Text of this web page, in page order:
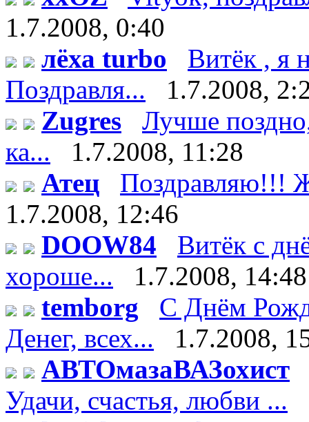
1.7.2008, 0:40
лёха turbo
Витёк , я
Поздравля...
1.7.2008,
Zugres
Лучше
ка...
1.7.2008, 11:28
Атец
Поздравляю!!!
1.7.2008, 12:46
DOOW84
Витёк с
хороше...
1.7.2008, 14:48
temborg
С Днём
Денег, всех...
1.7.2008,
АВТОмазаВАЗохист
Удачи, счастья, любви ...